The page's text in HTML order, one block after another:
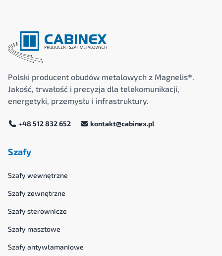
Polski producent obudów metalowych z Magnelis®.
Jakość, trwałość i precyzja dla telekomunikacji,
energetyki, przemysłu i infrastruktury.
+48 512 832 652 kontakt@cabinex.pl
Szafy
Szafy wewnętrzne
Szafy zewnętrzne
Szafy sterownicze
Szafy masztowe
Szafy antywłamaniowe